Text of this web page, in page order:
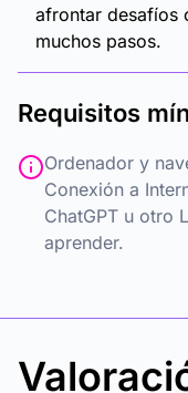
afrontar desafíos
muchos pasos.
Requisitos
Ordenador y
Conexión a
ChatGPT u otro
aprender.